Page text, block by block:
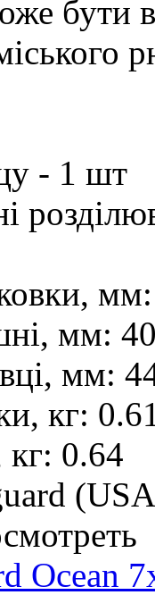
бути
- 1 шт
мм:
мм:
кг:
кг: 0.64
Ocean